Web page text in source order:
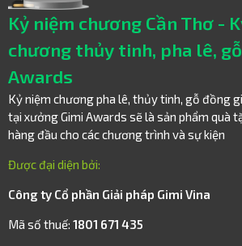
Kỷ niệm chương Cần Thơ -
chương thủy tinh, pha lê, gỗ
Awards
Kỷ niệm chương pha lê, thủy tinh, gỗ đồng
tại xưởng Gimi Awards sẽ là sản phẩm quà
hàng đầu cho các chương trình và sự kiện
Được đại diện bởi:
Công ty Cổ phần Giải pháp Gimi Vina
Mã số thuế: 1801 671 435